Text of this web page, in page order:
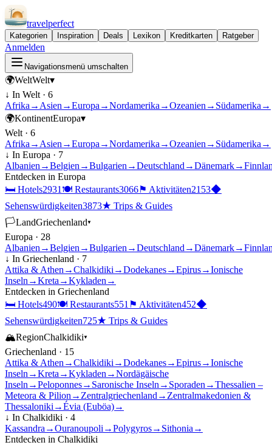
travelperfect
Kategorien Inspiration Deals Lexikon Kreditkarten Ratgeber
Anmelden
Navigationsmenü umschalten
🌍WeltWelt▾
↓ In Welt · 6
Afrika → Asien →Europa →Nordamerika →Ozeanien → Südamerika →
🌍KontinentEuropa▾
Welt · 6
Afrika → Asien →Europa →Nordamerika →Ozeanien → Südamerika →
↓ In Europa · 7
Albanien →Belgien →Bulgarien →Deutschland →Dänemark→
Entdecken in Europa
🛏 Hotels2931 🍽 Restaurants3066⚑ Aktivitäten2153◆
Sehenswürdigkeiten3873★ Trips & Guides
🏳LandGriechenland▾
Europa · 28
Albanien →Belgien →Bulgarien →Deutschland →Dänemark→
↓ In Griechenland · 7
Attika & Athen →Chalkidiki →Dodekanes→Epirus→Ionische
Inseln →Kreta →Kykladen →
Entdecken in Griechenland
🛏 Hotels490🍽 Restaurants551 ⚑ Aktivitäten452◆
Sehenswürdigkeiten725★ Trips & Guides
🏔RegionChalkidiki▾
Griechenland · 15
Attika & Athen →Chalkidiki →Dodekanes→Epirus→Ionische
Inseln →Kreta →Kykladen →Nordägäische
Inseln →Peloponnes→ Saronische Inseln → Sporaden →Thessalien –
Meteora & Pilion → Zentralgriechenland → Zentralmakedonien &
Thessaloniki →Évia (Euböa)→
↓ In Chalkidiki · 4
Kassandra →Ouranoupoli →Polygyros→ Sithonia →
Entdecken in Chalkidiki